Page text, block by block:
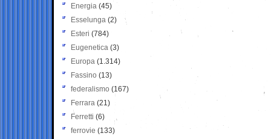
Energia (45)
Esselunga (2)
Esteri (784)
Eugenetica (3)
Europa (1.314)
Fassino (13)
federalismo (167)
Ferrara (21)
Ferretti (6)
ferrovie (133)